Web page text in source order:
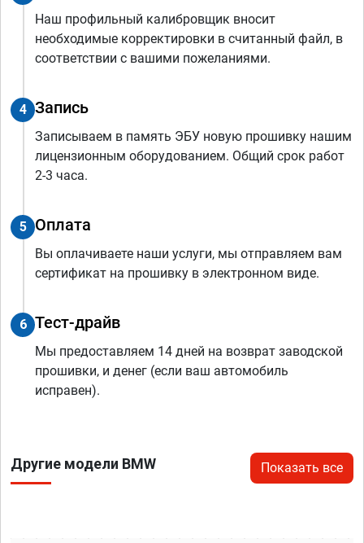
Наш профильный калибровщик вносит
необходимые корректировки в считанный файл, в
соответствии с вашими пожеланиями.
4 Запись
Записываем в память ЭБУ новую прошивку нашим
лицензионным оборудованием. Общий срок работ
2-3 часа.
5 Оплата
Вы оплачиваете наши услуги, мы отправляем вам
сертификат на прошивку в электронном виде.
6 Тест-драйв
Мы предоставляем 14 дней на возврат заводской
прошивки, и денег (если ваш автомобиль
исправен).
Другие модели BMW Показать все